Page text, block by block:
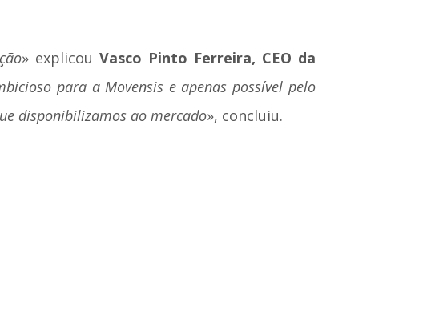
» explicou Vasco Pinto Ferreira, CEO da
para a Movensis e apenas possível pelo
disponibilizamos ao mercado», concluiu.